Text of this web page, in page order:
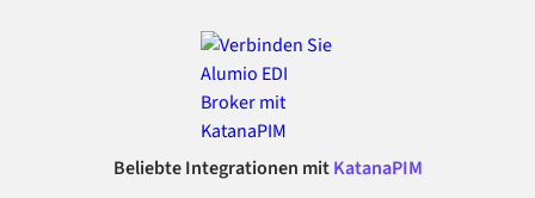
Beliebte Integrationen mitKatanaPIM